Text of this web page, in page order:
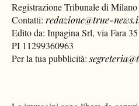
Registrazione Tribunale di
Contatti:redazione@true-
Edito da: Inpagina Srl, via Fara
PI 11299360963
Per la tua pubblicità: